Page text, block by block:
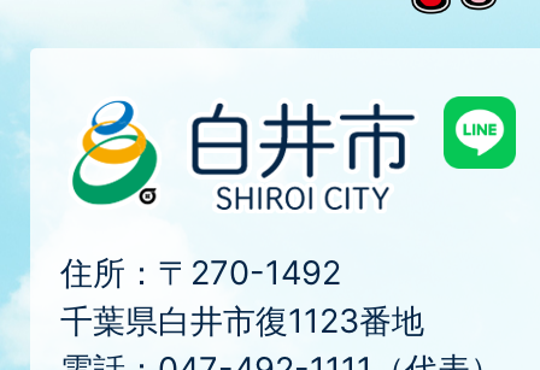
住所：〒270-1492
千葉県白井市復1123番地